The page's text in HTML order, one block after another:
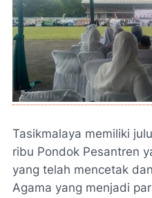
Tasikmalaya memiliki
ribu Pondok Pesantren
yang telah mencetak
Agama yang menjadi